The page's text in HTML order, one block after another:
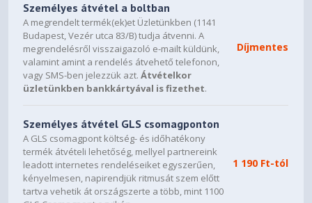
túltöltés elleni védelem
igen
túlterhelés elleni védelem
igen
rövidzárlat elleni védelem
igen
üzemi hőmérséklet
0 °C és +40 °C
bemeneti interfész típusa
kimeneti interfész típusa
garancia-időszak
2 év
méretek
99 × 65 × 17 mm
értékesítési csomagolás
1 db, kis papír doboz
Személyes átvétel a boltban
A megrendelt termék(ek)et Üzletünkben (1141
Budapest, Vezér utca 83/B) tudja átvenni. A
megrendelésről visszaigazoló e-mailt küldünk,
valamint amint a rendelés átvehető telefonon,
vagy SMS-ben jelezzük azt.Átvételkor
üzletünkben bankkártyával is fizethet.
Díjmentes
Személyes átvétel GLS csomagponton
A GLS csomagpont költség- és időhatékony
termék átvételi lehetőség, mellyel partnereink
leadott internetes rendeléseiket egyszerűen,
kényelmesen, napirendjük ritmusát szem előtt
tartva vehetik át országszerte a több, mint 1100
1 190 Ft-tól